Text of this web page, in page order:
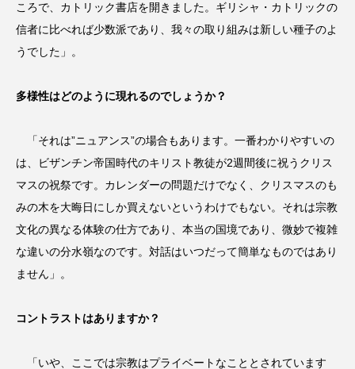
ころで、カトリック書店を開きました。ギリシャ・カトリックの
信者に比べれば少数派であり、我々の取り組みは新しい種子のよ
うでした」。
多様性はどのように現れるのでしょうか？
「それは”ニュアンス”の場合もあります。一番わかりやすいの
は、ビザンチン帝国時代のキリスト教徒が2週間後に祝うクリス
マスの祝祭です。カレンダーの問題だけでなく、クリスマスのも
みの木を大晦日にしか買えないというわけでもない。それは宗教
文化の異なる体験の仕方であり、本当の国境であり、微妙で複雑
な違いの分水嶺なのです。対話はいつだって簡単なものではあり
ません」。
コントラストはありますか？
「いや、ここでは宗教はプライベートなこととされています